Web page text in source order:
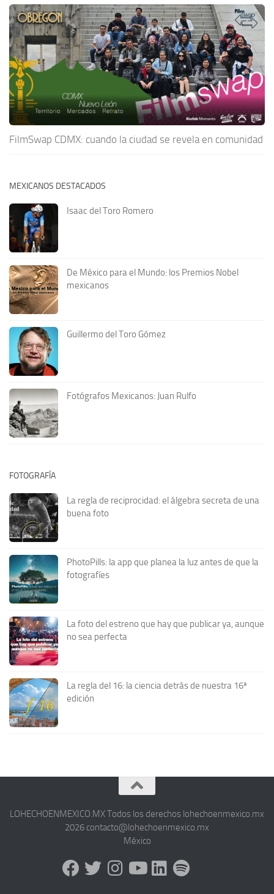
FilmSwap CDMX: cuando la ciudad se revela en comunidad
MEXICANOS DESTACADOS
Isaac del Toro Romero
De México para el Mundo: los Premios Nobel
mexicanos
Guillermo del Toro Gómez
Fotógrafos Mexicanos: Juan Rulfo
FOTOGRAFÍA
La regla de reciprocidad: el álgebra secreta de una
buena foto
PhotoPills: la app que planea la luz antes de que la
fotografíes
La foto del estreno que hay que publicar ya, aunque
no sea perfecta
La regla del 16: la ciencia detrás de nuestra 16ª
edición
LOHECHOENMEXICO.MX Todos los derechos lohechoenmexico.mx
2026 contacto@lohechoenmexico.mx
México